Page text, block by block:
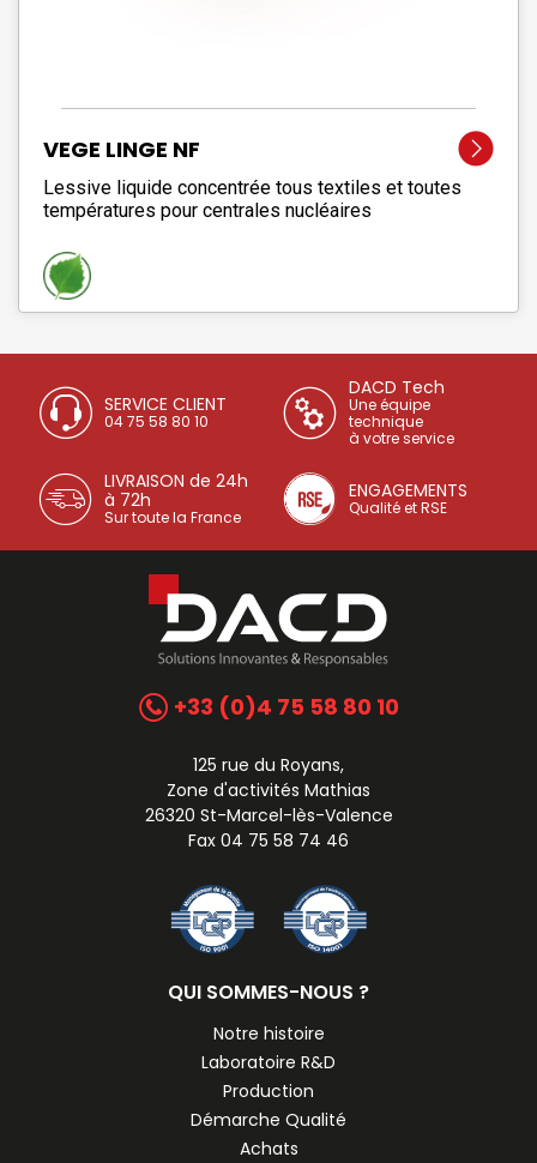
VEGE LINGE NF
Lessive liquide concentrée tous textiles et toutes
températures pour centrales nucléaires
SERVICE CLIENT
04 75 58 80 10
DACD Tech
Une équipe
technique
à votre service
LIVRAISON de 24h
à 72h
Sur toute la France
ENGAGEMENTS
Qualité et RSE
+33 (0)4 75 58 80 10
125 rue du Royans,
Zone d'activités Mathias
26320 St-Marcel-lès-Valence
Fax 04 75 58 74 46
QUI SOMMES-NOUS ?
Notre histoire
Laboratoire R&D
Production
Démarche Qualité
Achats